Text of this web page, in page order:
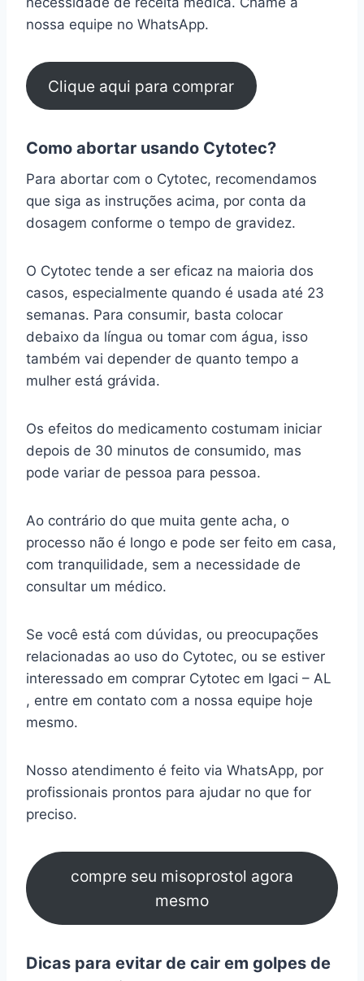
nossa equipe no WhatsApp.
Clique aqui para comprar
Como abortar usando Cytotec?
Para abortar com o Cytotec, recomendamos
que siga as instruções acima, por conta da
dosagem conforme o tempo de gravidez.
O Cytotec tende a ser eficaz na maioria dos
casos, especialmente quando é usada até 23
semanas. Para consumir, basta colocar
debaixo da língua ou tomar com água, isso
também vai depender de quanto tempo a
mulher está grávida.
Os efeitos do medicamento costumam iniciar
depois de 30 minutos de consumido, mas
pode variar de pessoa para pessoa.
Ao contrário do que muita gente acha, o
processo não é longo e pode ser feito em casa,
com tranquilidade, sem a necessidade de
consultar um médico.
Se você está com dúvidas, ou preocupações
relacionadas ao uso do Cytotec, ou se estiver
interessado em comprar Cytotec em Igaci – AL
, entre em contato com a nossa equipe hoje
mesmo.
Nosso atendimento é feito via WhatsApp, por
profissionais prontos para ajudar no que for
preciso.
compre seu misoprostol agora
mesmo
Dicas para evitar de cair em golpes de